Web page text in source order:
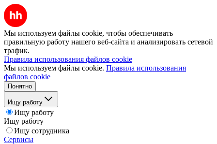
Мы используем файлы cookie, чтобы обеспечивать
правильную работу нашего веб-сайта и анализировать сетевой
трафик.
Правила использования файлов cookie
Мы используем файлы cookie. Правила использования
файлов cookie
Понятно
Ищу работу
Ищу работу
Ищу работу
Ищу сотрудника
Сервисы